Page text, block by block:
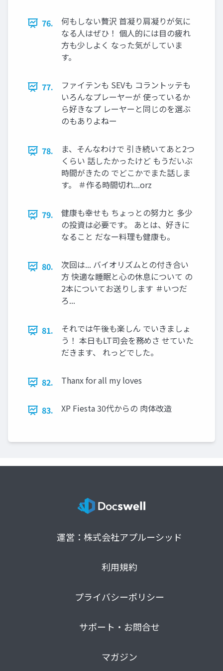
76.
何もしない贅沢 首凝り肩凝りが気に
なる人はぜひ！ 個人的には目の疲れ
方も少しよく なった気がしていま
す。
77.
ファイテンも SEVも コラントッテも
いろんなプレーヤーが 使っているか
ら好きなプ レーヤーと同じのを選ぶ
のもありよねー
78.
ま、そんなわけで 引き続いてあと2つ
くらい 話したかったけど もうだいぶ
時間がきたの でどこかでまた話しま
す。 ＃作る時間切れ...orz
79.
健康も幸せも ちょっとの努力と 多少
の投資は必要です。 あとは、好きに
なること だなー料理も健康も。
80.
次回は... バイオリズムとの付き合い
方 快適な睡眠と心の休息について の
2本についてお送りします ＃いつだ
ろ...
81.
それでは午後も楽しん でいきましょ
う！ 本日もLT司会を務めさ せていた
だきます、 れっどでした。
82. Thanx for all my loves
83. XP Fiesta 30代からの 肉体改造
運営：株式会社アプルーシッド
利用規約
プライバシーポリシー
サポート・お問合せ
マガジン